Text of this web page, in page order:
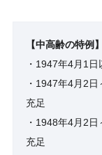
【中高齢の特例】
・1947年4月1
・1947年4月2
充足
・1948年4月2
充足